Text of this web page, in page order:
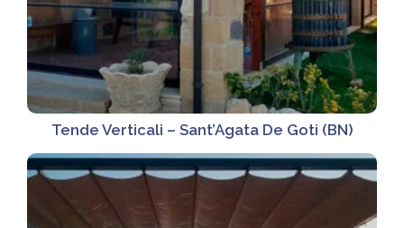
Tende Verticali – Sant’Agata De Goti (BN)